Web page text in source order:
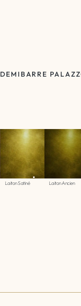
DEMIBARRE
Laiton Satiné Laiton Ancien